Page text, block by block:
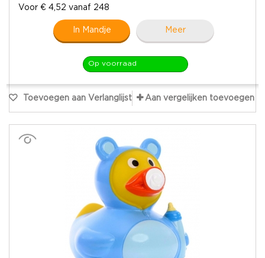
Voor € 4,52 vanaf 248
In Mandje Meer
Op voorraad
Toevoegen aan Verlanglijst Aan vergelijken toevoegen